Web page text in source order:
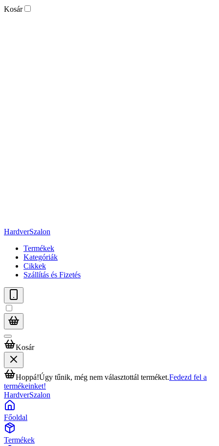
Kosár
HardverSzalon
Termékek
Kategóriák
Cikkek
Szállítás és Fizetés
Kosár
Hoppá!Úgy tűnik, még nem választottál terméket.Fedezd fel a
termékeinket!
HardverSzalon
Főoldal
Termékek